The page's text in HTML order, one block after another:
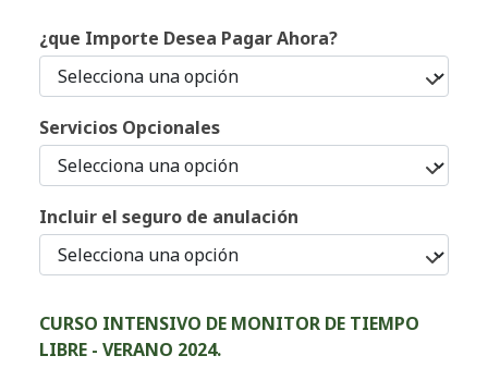
¿que Importe Desea Pagar Ahora?
Servicios Opcionales
Incluir el seguro de anulación
CURSO INTENSIVO DE MONITOR DE TIEMPO
LIBRE - VERANO 2024.